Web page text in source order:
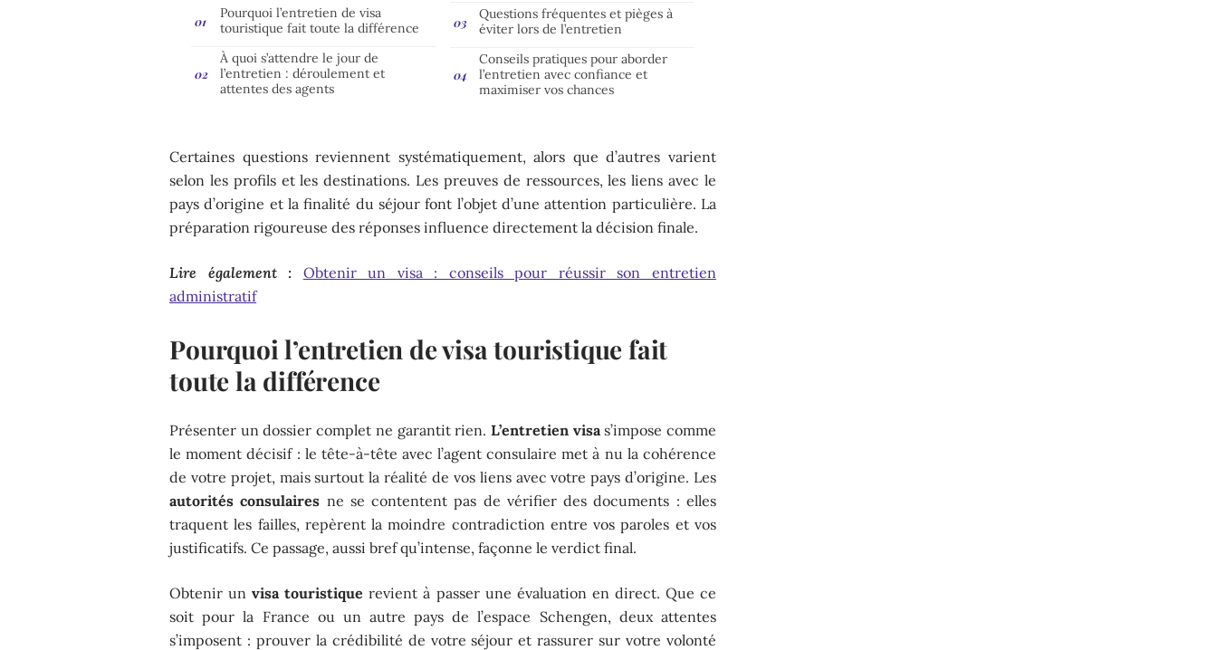
Pourquoi l’entretien de visa
touristique fait toute la différence
À quoi s’attendre le jour de
l’entretien : déroulement et
attentes des agents
Questions fréquentes et pièges à
éviter lors de l’entretien
Conseils pratiques pour aborder
l’entretien avec confiance et
maximiser vos chances
Certaines questions reviennent systématiquement, alors que d’autres varient
selon les profils et les destinations. Les preuves de ressources, les liens avec le
pays d’origine et la finalité du séjour font l’objet d’une attention particulière. La
préparation rigoureuse des réponses influence directement la décision finale.
Lire également :
Obtenir un visa : conseils pour réussir son entretien
administratif
Pourquoi l’entretien de visa touristique fait
toute la différence
Présenter un dossier complet ne garantit rien. L’entretien visas’impose comme
le moment décisif : le tête-à-tête avec l’agent consulaire met à nu la cohérence
de votre projet, mais surtout la réalité de vos liens avec votre pays d’origine. Les
autorités consulaires ne se contentent pas de vérifier des documents : elles
traquent les failles, repèrent la moindre contradiction entre vos paroles et vos
justificatifs. Ce passage, aussi bref qu’intense, façonne le verdict final.
Obtenir unvisa touristique revient à passer une évaluation en direct. Que ce
soit pour la France ou un autre pays de l’espace Schengen, deux attentes
s’imposent : prouver la crédibilité de votre séjour et rassurer sur votre volonté